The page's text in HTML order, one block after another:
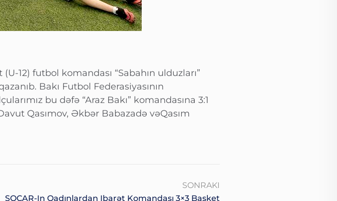
12) futbol komandası “Sabahın ulduzları”
Bakı Futbol Federasiyasının
bu dəfə “Araz Bakı” komandasına 3:1
Qasımov, Əkbər Babazadə vəQasım
SONRAKI
SOCAR-In Qadınlardan Ibarət Komandası 3×3 Basket